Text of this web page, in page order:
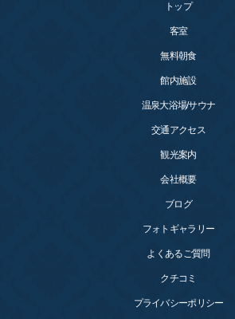
トップ
客室
無料朝食
館内施設
温泉大浴場/サウナ
交通アクセス
観光案内
会社概要
ブログ
フォトギャラリー
よくあるご質問
クチコミ
プライバシーポリシー